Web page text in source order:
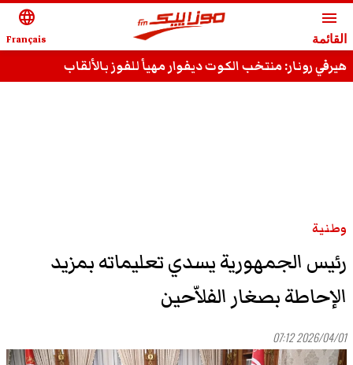
menu
القائمة
language
Français
هيرفي رونار: منتخب الكوت ديفوار مهيأ للفوز بالألقاب
وطنية
رئيس الجمهورية يسدي تعليماته بمزيد
الإحاطة بصغار الفلاّحين
2026/04/01 07:12